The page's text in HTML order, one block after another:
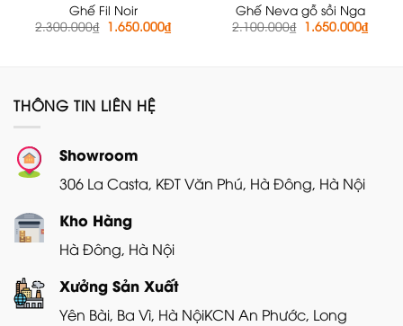
Ghế Fil Noir
2.300.000₫ Giá
gốc
1.650.000₫Giá
hiện
Ghế Neva gỗ sồi Nga
2.100.000₫ Giá
gốc
1.650.000₫Giá
hiện
THÔNG TIN LIÊN HỆ
Showroom
306 La Casta, KĐT Văn Phú, Hà Đông, Hà Nội
Kho Hàng
Hà Đông, Hà Nội
Xưởng Sản Xuất
Yên Bài, Ba Vì, Hà NộiKCN An Phước, Long